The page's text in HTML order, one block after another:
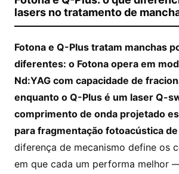
lasers no tratamento de
Fotona e Q-Plus tratam manchas
diferentes: o Fotona opera em
Nd:YAG com capacidade de
enquanto o Q-Plus é um laser Q-
comprimento de onda projetado
para fragmentação fotoacústica
diferença de mecanismo define os
em que cada um performa melhor